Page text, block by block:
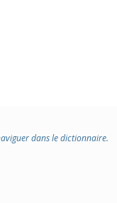
dans le dictionnaire.